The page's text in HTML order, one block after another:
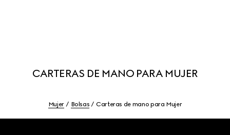
CARTERAS DE MANO PARA MUJER
Mujer Bolsas Carteras de mano para Mujer